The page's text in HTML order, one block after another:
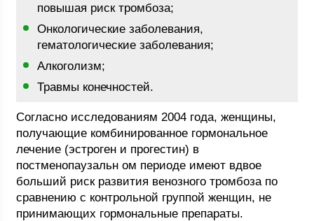
повышая риск тромбоза;
Онкологические заболевания,
гематологические заболевания;
Алкоголизм;
Травмы конечностей.
Согласно исследованиям 2004 года, женщины,
получающие комбинированное гормональное
лечение (эстроген и прогестин) в
постменопаузальн ом периоде имеют вдвое
больший риск развития венозного тромбоза по
сравнению с контрольной группой женщин, не
принимающих гормональные препараты.